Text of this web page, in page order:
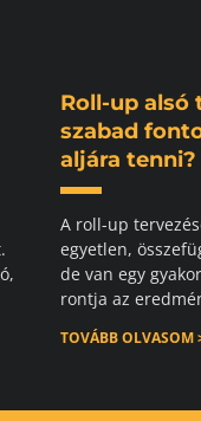
Roll-up alsó
szabad
aljára tenni?
A roll-up
egyetlen,
de van egy
rontja az
TOVÁBB OLVASOM